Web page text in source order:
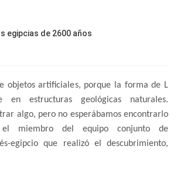
egipcias de 2600 años
objetos artificiales, porque la forma de L
en estructuras geológicas naturales.
algo, pero no esperábamos encontrarlo
miembro del equipo conjunto de
egipcio que realizó el descubrimiento,